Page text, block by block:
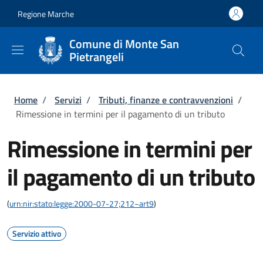
Regione Marche
Comune di Monte San
Pietrangeli
Briciole di pane
Home / Servizi / Tributi, finanze e contravvenzioni /
Rimessione in termini per il pagamento di un tributo
Rimessione in termini per
il pagamento di un tributo
(urn:nir:stato:legge:2000-07-27;212~art9)
Servizio attivo